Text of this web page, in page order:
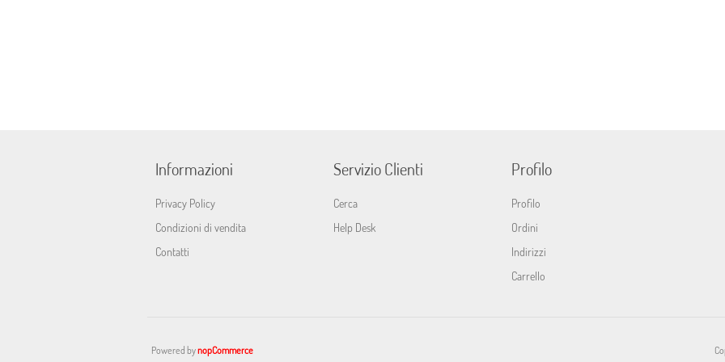
Informazioni
Privacy Policy
Condizioni di vendita
Contatti
Servizio Clienti
Cerca
Help Desk
Profilo
Profilo
Ordini
Indirizzi
Carrello
Powered bynopCommerce